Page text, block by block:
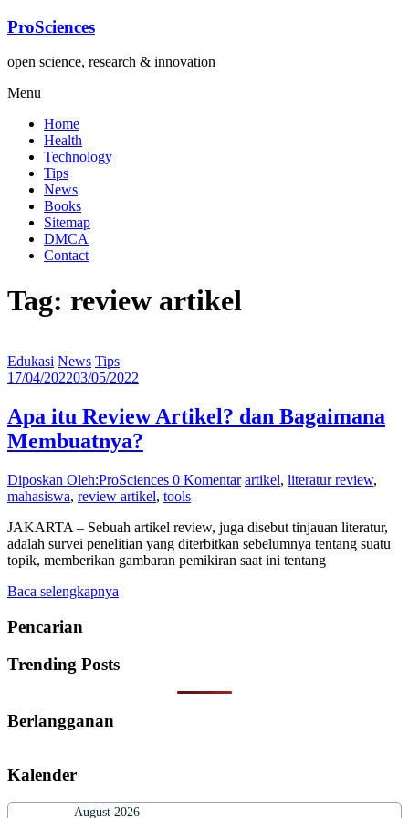
Lompat
konten
ProSciences
open science, research & innovation
Menu
Home
Health
Technology
Tips
News
Books
Sitemap
DMCA
Contact
Tag: review artikel
Edukasi News Tips
17/04/202203/05/2022
Apa itu Review Artikel? dan Bagaimana
Membuatnya?
Diposkan Oleh:ProSciences 0 Komentar artikel, literatur review,
mahasiswa, review artikel, tools
JAKARTA – Sebuah artikel review, juga disebut tinjauan literatur,
adalah survei penelitian yang diterbitkan sebelumnya tentang suatu
topik, memberikan gambaran pemikiran saat ini tentang
Baca selengkapnya
Pencarian
Trending Posts
Berlangganan
Kalender
August 2026